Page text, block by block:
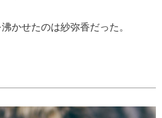
かせたのは紗弥香だった。